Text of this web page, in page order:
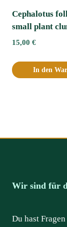
Cephalotus
small plant
15,00 €
In den
Wir sind für
Du hast